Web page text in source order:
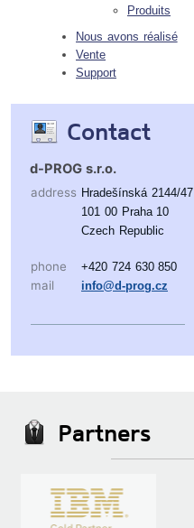
Contact
d-PROG s.r.o.
address Hradešínská 2144/47
101 00 Praha 10
Czech Republic
phone +420 724 630 850
mail info@d-prog.cz
Produits
Nous avons réalisé
Vente
Support
Partners